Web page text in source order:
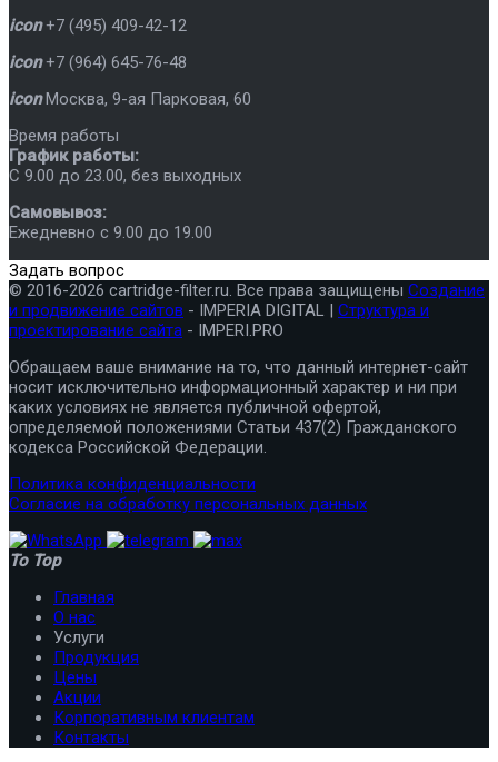
icon +7 (495) 409-42-12
icon +7 (964) 645-76-48
icon Москва, 9-ая Парковая, 60
Время работы
График работы:
C 9.00 до 23.00, без выходных
Самовывоз:
Ежедневно с 9.00 до 19.00
Задать вопрос
© 2016-2026 cartridge-filter.ru. Все права защищены Создание
и продвижение сайтов - IMPERIA DIGITAL | Структура и
проектирование сайта - IMPERI.PRO
Обращаем ваше внимание на то, что данный интернет-сайт
носит исключительно информационный характер и ни при
каких условиях не является публичной офертой,
определяемой положениями Статьи 437(2) Гражданского
кодекса Российской Федерации.
Политика конфиденциальности
Согласие на обработку персональных данных
To Top
Главная
О нас
Услуги
Продукция
Цены
Акции
Корпоративным клиентам
Контакты